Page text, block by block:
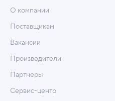
О компании
Поставщикам
Вакансии
Производители
Партнеры
Сервис-центр